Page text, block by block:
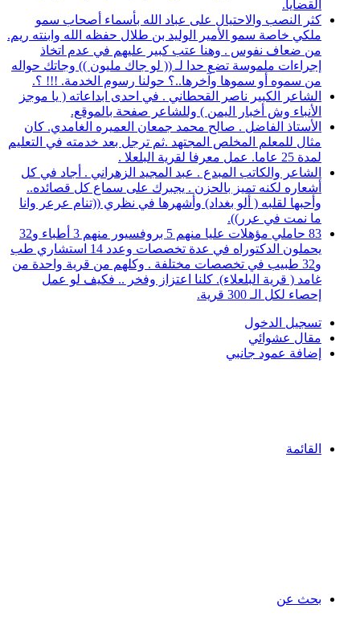
القضايا.
كثر النصب والاحتيال على عباد الله بأسماء أصحاب سمو
ملكي خاصة سمو الأمير الوليد بن طلال حفظه الله وابنته ريم.
من ضعاف نفوس . وهنا عتب كبير عليهم في عدم اتخاذ
إجراءات ملموسة تضع حدا لـ (( لو جاك مليون )) وجاتك حواله
من سموه أو سموها وآخرها..؟ حولنا رسوم الخدمة. !!! ؟.
الشاعر الكبير ناصر القحطاني . في احدى ابداعاته ( يا موجز
الأنباء وش أخبار اليمن ) وللشاعر صفحة بالموقع.
الأستاذ الفاضل . صالح محمد جمعان العميره الغامدي. كان
مثال للمعلم المخلص المجتهد .ثم ترجل بعد خدمته في التعليم
لمدة 25 عاما. عمل معرفا لقرية البلعلا .
الشاعر والكاتب المبدع . عبد المجيد الزهراني . أجاد في كل
أشعاره لكنه تميز بالحزن . يجبرك على سماع كل قصائده..
وأحبها لقلبه ( ألو بغداد) وأشهرها في نظري ((تنام عرعر وانا
ما نمت في عرر)).
83 حاملي مؤهلات عليا منهم 5 بروفسيور منهم 3 أطباء و32
يحملون الدكتوراه في عدة تخصصات وعدد 14 استشاري طب
و32 طبيب في تخصصات مختلفة . وكلهم من قرية واحدة من
غامد ( قرية البلعلاء). كلنا اعتزاز وفخر .. فكيف لو عمل
إحصاء لكل الـ 300 قرية.
تسجيل الدخول
مقال عشوائي
إضافة عمود جانبي
القائمة
بحث عن